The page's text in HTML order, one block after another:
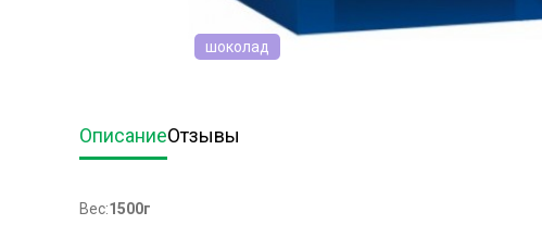
шоколад
Описание
Вес:1500г
Отзывы